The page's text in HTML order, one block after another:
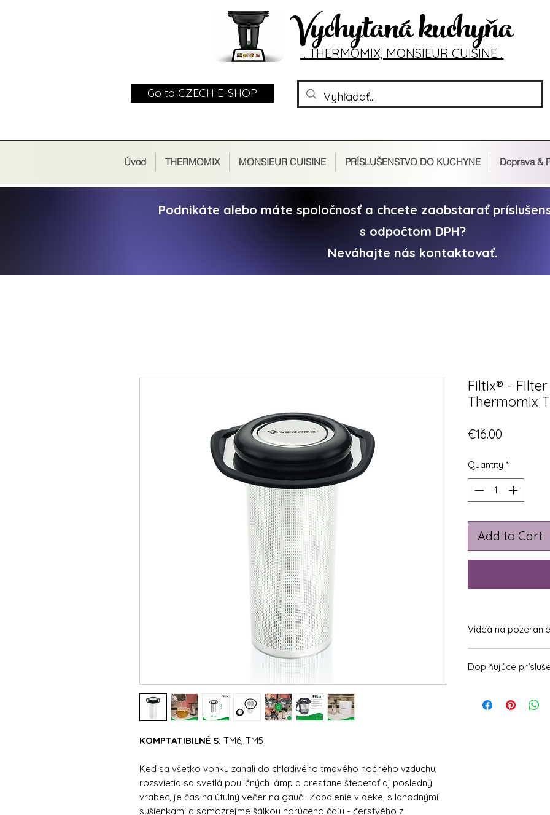
Vychytaná kuchyňa
... THERMOMIX, MONSIEUR CUISINE ..
Go to CZECH E-SHOP
Úvod THERMOMIX MONSIEUR CUISINE PRÍSLUŠENSTVO DO KUCHYNE Doprava &
Podnikáte alebo máte spoločnosť a chcete zaobstarať
s odpočtom DPH?
Neváhajte nás kontaktovať.
KOMPTATIBILNÉ S: TM6, TM5
Keď sa všetko vonku zahalí do chladivého tmavého nočného vzduchu,
rozsvietia sa svetlá pouličných lámp a prestane štebetať aj posledný
vrabec, je čas na útulný večer na gauči. Zabalenie v deke, s lahodnými
sušienkami a samozrejme šálkou horúceho čaju - čerstvého z
Filtix® -
Thermomix
€16.00
Quantity *
Add to Cart
Videá na
https://youtu.be/
Doplňujúce
Thermomix TM6